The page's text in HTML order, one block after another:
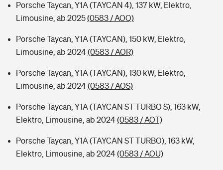
Porsche Taycan, Y1A (TAYCAN 4), 137 kW, Elektro,
Limousine, ab 2025(0583 / AOQ)
Porsche Taycan, Y1A (TAYCAN), 150 kW, Elektro,
Limousine, ab 2024(0583 / AOR)
Porsche Taycan, Y1A (TAYCAN), 130 kW, Elektro,
Limousine, ab 2024(0583 / AOS)
Porsche Taycan, Y1A (TAYCAN ST TURBO S), 163 kW,
Elektro, Limousine, ab 2024(0583 / AOT)
Porsche Taycan, Y1A (TAYCAN ST TURBO), 163 kW,
Elektro, Limousine, ab 2024(0583 / AOU)